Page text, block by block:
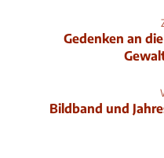
Gedenken an
Bildband und